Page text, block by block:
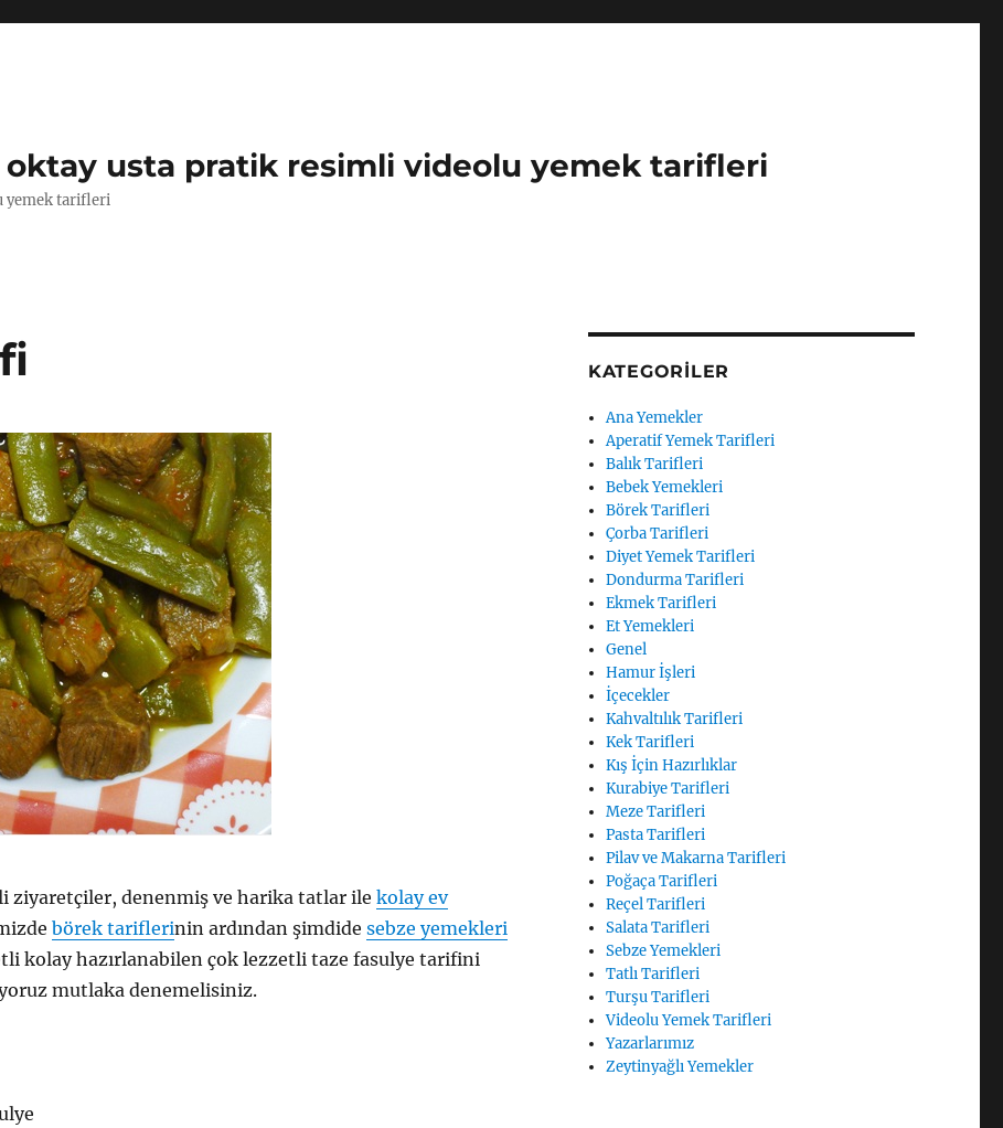
usta pratik resimli videolu yemek tarifleri
yemek tarifleri
ziyaretçiler, denenmiş ve harika tatlar ile kolay ev
börek tariflerinin ardından şimdide sebze yemekleri
kolay hazırlanabilen çok lezzetli taze fasulye tarifini
mutlaka denemelisiniz.
KATEGORILER
Ana Yemekler
Aperatif Yemek Tarifleri
Balık Tarifleri
Bebek Yemekleri
Börek Tarifleri
Çorba Tarifleri
Diyet Yemek Tarifleri
Dondurma Tarifleri
Ekmek Tarifleri
Et Yemekleri
Genel
Hamur İşleri
İçecekler
Kahvaltılık Tarifleri
Kek Tarifleri
Kış İçin Hazırlıklar
Kurabiye Tarifleri
Meze Tarifleri
Pasta Tarifleri
Pilav ve Makarna Tarifleri
Poğaça Tarifleri
Reçel Tarifleri
Salata Tarifleri
Sebze Yemekleri
Tatlı Tarifleri
Turşu Tarifleri
Videolu Yemek Tarifleri
Yazarlarımız
Zeytinyağlı Yemekler